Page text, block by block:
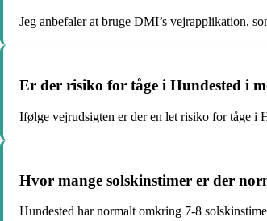
Jeg anbefaler at bruge DMI’s vejrapplikation,
Er der risiko for tåge i Hundested i
Ifølge vejrudsigten er der en let risiko for tåge i
Hvor mange solskinstimer er der
Hundested har normalt omkring 7-8